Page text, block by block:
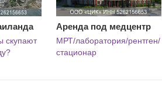
скупают
Аренда под медцентр
МРТ/лаборатория/рентген/
стационар